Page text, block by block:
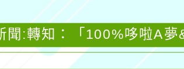
聞:轉知：「100%哆啦A